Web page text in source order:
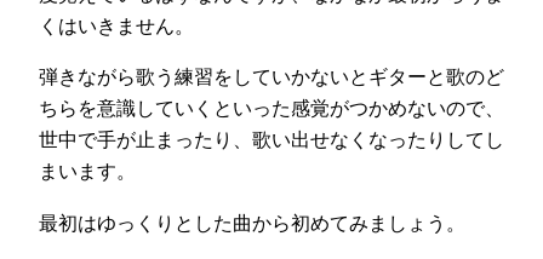
くはいきません。
弾きながら歌う練習をしていかないとギターと歌のど
ちらを意識していくといった感覚がつかめないので、
世中で手が止まったり、歌い出せなくなったりしてし
まいます。
最初はゆっくりとした曲から初めてみましょう。